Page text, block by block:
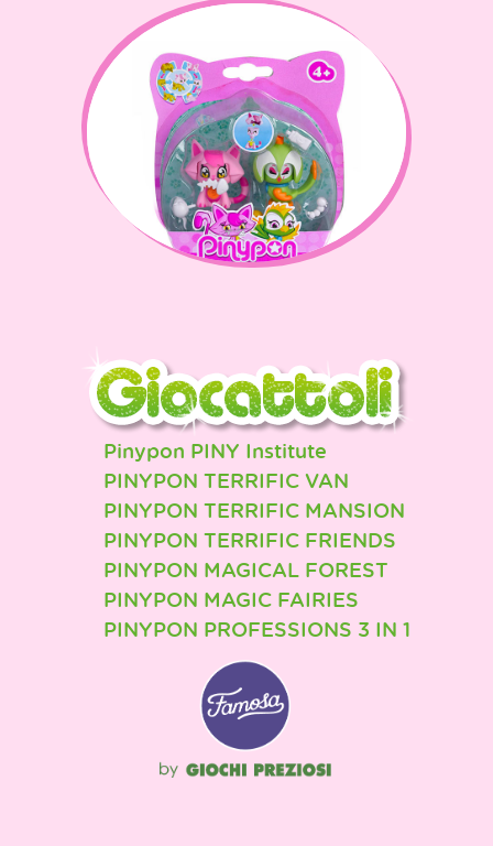
Pinypon PINY Institute
PINYPON TERRIFIC VAN
PINYPON TERRIFIC MANSION
PINYPON TERRIFIC FRIENDS
PINYPON MAGICAL FOREST
PINYPON MAGIC FAIRIES
PINYPON PROFESSIONS 3 IN 1